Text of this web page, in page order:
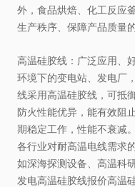
外，食品烘焙、化工反应
生产秩序、保障产品质量
高温硅胶线：广泛应用、
环境下的变电站、发电厂
线采用高温硅胶线，可抵
防火性能优异，能有效阻
期稳定工作，性能不衰减
各行业对耐高温电线需求
如深海探测设备、高温科
发电高温硅胶线报价高温
箱厂家.长期致力于工业控制
盒及悬臂系统的产品研发
售前后一站式服务,深受中...
温州洪特热缩新材料科技
落于中国电器之都----柳市
国道，北临风景区雁荡山，
环境优美。公司创建于
内的一家集热缩生产设备
缩产品开发生产一体的高
上海致凯捷激光科技有限
上海致凯捷激光科技有限
004年，致力于先进半导体
及应用设备的研发、生产
国内半导体激光领域具有独
优势。 主营 激光设备的研